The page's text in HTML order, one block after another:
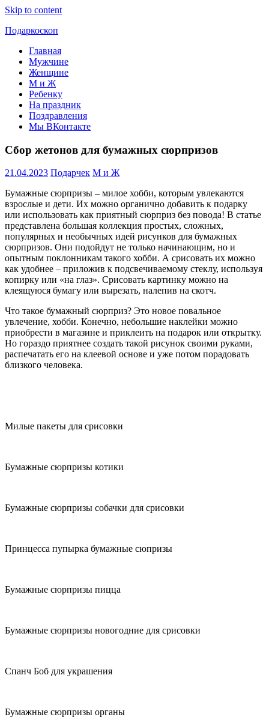
Skip to content
Подаркоскоп
Поможем
выбрать
подарить
Главная
Мужчине
Женщине
М и Ж
Ребенку
На праздник
Поздравления
Мы ВКонтакте
Сбор жетонов для бумажных сюрпризов
21.04.2023 Подарчек М и Ж
Бумажные сюрпризы – милое хобби, которым увлекаются
взрослые и дети. Их можно органично добавить к подарку
или использовать как приятный сюрприз без повода! В статье
представлена большая коллекция простых, сложных,
популярных и необычных идей рисунков для бумажных
сюрпризов. Они подойдут не только начинающим, но и
опытным поклонникам такого хобби. А срисовать их можно
как удобнее – приложив к подсвечиваемому стеклу, используя
копирку или «на глаз». Срисовать картинку можно на
клеящуюся бумагу или вырезать, налепив на скотч.
Что такое бумажный сюрприз? Это новое повальное
увлечение, хобби. Конечно, небольшие наклейки можно
приобрести в магазине и приклеить на подарок или открытку.
Но гораздо приятнее создать такой рисунок своими руками,
распечатать его на клеевой основе и уже потом порадовать
близкого человека.
Милые пакеты для срисовки
Бумажные сюрпризы котики
Бумажные сюрпризы собачки для срисовки
Принцесса пупырка бумажные сюпризы
Бумажные сюрпризы пицца
Бумажные сюрпризы новогодние для срисовки
Спанч Боб для украшения
Бумажные сюрпризы органы